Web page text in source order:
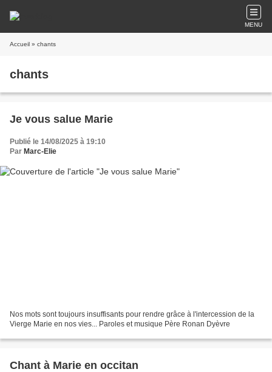
MENU
Accueil » chants
chants
Je vous salue Marie
Publié le 14/08/2025 à 19:10
Par Marc-Elie
Nos mots sont toujours insuffisants pour rendre grâce à l'intercession de la
Vierge Marie en nos vies... Paroles et musique Père Ronan Dyèvre
Chant à Marie en occitan